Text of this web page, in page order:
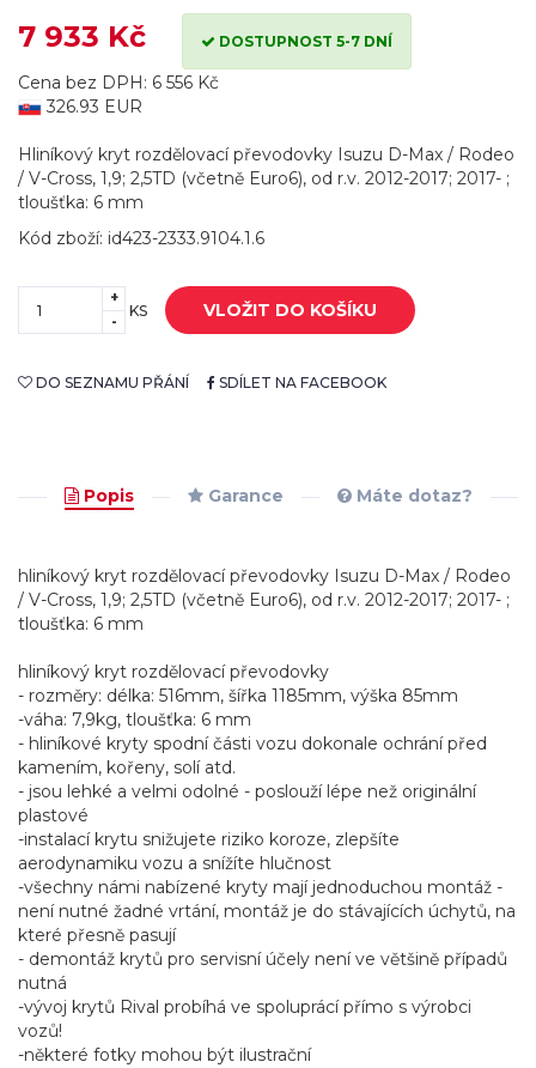
7 933 Kč DOSTUPNOST 5-7 DNÍ
Cena bez DPH: 6 556 Kč
326.93 EUR
Hliníkový kryt rozdělovací převodovky Isuzu D-Max / Rodeo
/ V-Cross, 1,9; 2,5TD (včetně Euro6), od r.v. 2012-2017; 2017- ;
tloušťka: 6 mm
Kód zboží: id423-2333.9104.1.6
+
-
KS VLOŽIT DO KOŠÍKU
DO SEZNAMU PŘÁNÍ SDÍLET NA FACEBOOK
Popis Garance Máte dotaz?
hliníkový kryt rozdělovací převodovky Isuzu D-Max / Rodeo
/ V-Cross, 1,9; 2,5TD (včetně Euro6), od r.v. 2012-2017; 2017- ;
tloušťka: 6 mm
hliníkový kryt rozdělovací převodovky
- rozměry: délka: 516mm, šířka 1185mm, výška 85mm
-váha: 7,9kg, tloušťka: 6 mm
- hliníkové kryty spodní části vozu dokonale ochrání před
kamením, kořeny, solí atd.
- jsou lehké a velmi odolné - poslouží lépe než originální
plastové
-instalací krytu snižujete riziko koroze, zlepšíte
aerodynamiku vozu a snížíte hlučnost
-všechny námi nabízené kryty mají jednoduchou montáž -
není nutné žadné vrtání, montáž je do stávajících úchytů, na
které přesně pasují
- demontáž krytů pro servisní účely není ve většině případů
nutná
-vývoj krytů Rival probíhá ve spoluprácí přímo s výrobci
vozů!
-některé fotky mohou být ilustrační